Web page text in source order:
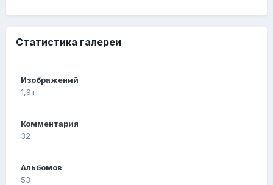
Статистика галереи
Изображений
1,9т
Комментария
32
Альбомов
53